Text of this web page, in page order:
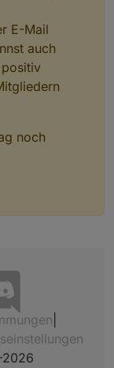
E-Mail
auch
positiv
noch
2026